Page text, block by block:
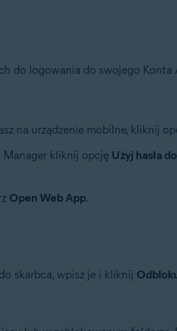
do logowania do swojego Konta
na urządzenie mobilne, kliknij
Manager kliknij opcję Użyj hasła
Open Web App.
skarbca, wpisz je i kliknij